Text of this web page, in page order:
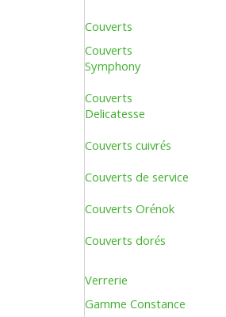
Couverts
Couverts
Symphony
Couverts
Delicatesse
Couverts cuivrés
Couverts de service
Couverts Orénok
Couverts dorés
Verrerie
Gamme Constance